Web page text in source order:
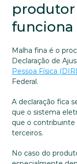
funciona
Malha fina é o
Declaração de
Pessoa Física
Federal.
A declaração fica
que o sistema
que o contribuinte
terceiros.
No caso do